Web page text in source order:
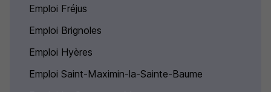
Emploi Fréjus
Emploi Brignoles
Emploi Hyères
Emploi Saint-Maximin-la-Sainte-Baume